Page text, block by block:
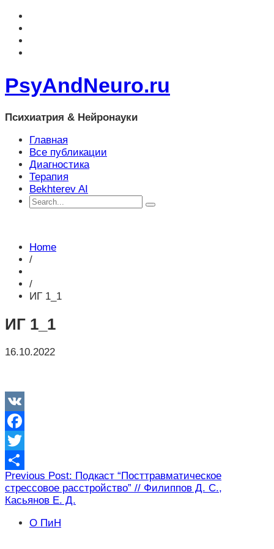
PsyAndNeuro.ru
Психиатрия & Нейронауки
Главная
Все публикации
Диагностика
Терапия
Bekhterev AI
Home
/
/
ИГ 1_1
ИГ 1_1
16.10.2022
VK
Facebook
Twitter
Отправить
Навигация
по
Previous Post: Подкаст “Посттравматическое
стрессовое расстройство” // Филиппов Д. С.,
Касьянов Е. Д.
О ПиН